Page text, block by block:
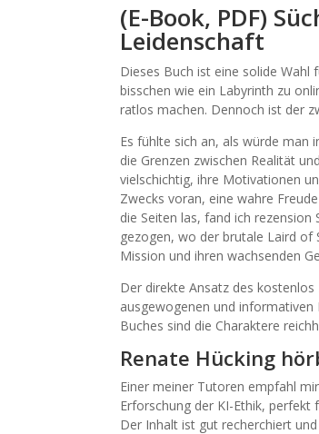
(E-Book, PDF)
Leidenschaft
Dieses Buch ist eine solide Wahl
bisschen wie ein Labyrinth zu
ratlos machen. Dennoch ist der
Es fühlte sich an, als würde man
die Grenzen zwischen Realität
vielschichtig, ihre Motivationen
Zwecks voran, eine wahre
die Seiten las, fand ich
gezogen, wo der brutale Laird of
Mission und ihren wachsenden
Der direkte Ansatz des
ausgewogenen und
Buches sind die Charaktere
Renate Hücking
Einer meiner Tutoren empfahl
Erforschung der KI-Ethik, perfekt
Der Inhalt ist gut recherchiert